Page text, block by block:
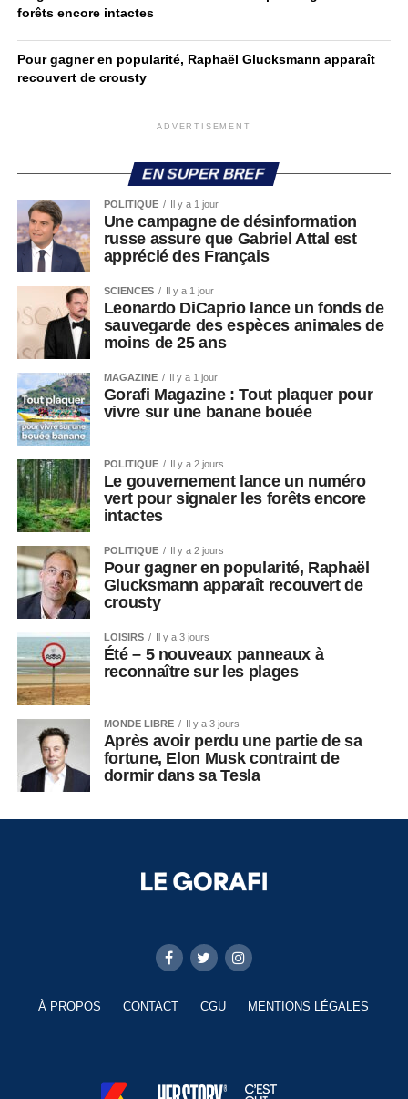
forêts encore intactes
Pour gagner en popularité, Raphaël Glucksmann apparaît
recouvert de crousty
ADVERTISEMENT
EN SUPER BREF
POLITIQUE Il y a 1 jour
Une campagne de désinformation
russe assure que Gabriel Attal est
apprécié des Français
SCIENCES Il y a 1 jour
Leonardo DiCaprio lance un fonds de
sauvegarde des espèces animales de
moins de 25 ans
MAGAZINE Il y a 1 jour
Gorafi Magazine : Tout plaquer pour
vivre sur une banane bouée
POLITIQUE Il y a 2 jours
Le gouvernement lance un numéro
vert pour signaler les forêts encore
intactes
POLITIQUE Il y a 2 jours
Pour gagner en popularité, Raphaël
Glucksmann apparaît recouvert de
crousty
LOISIRS Il y a 3 jours
Été – 5 nouveaux panneaux à
reconnaître sur les plages
MONDE LIBRE Il y a 3 jours
Après avoir perdu une partie de sa
fortune, Elon Musk contraint de
dormir dans sa Tesla
À PROPOS CONTACT CGU MENTIONS LÉGALES